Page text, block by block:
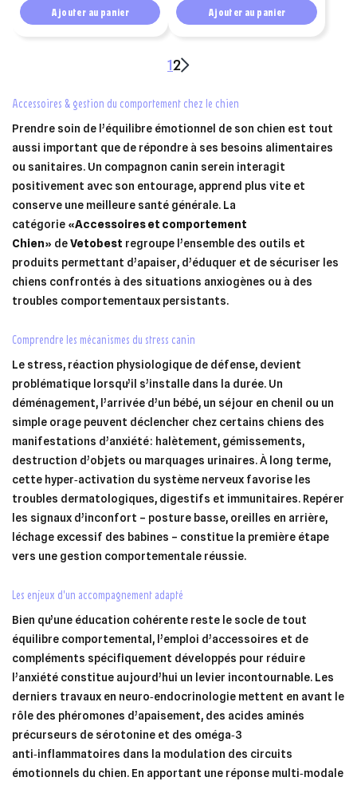
boîte de 4 pipettes
Ajouter au panier boîte de 4 pipettes
Ajouter au panier
12
accessoires & gestion du comportement chez le chien
Prendre soin de l’équilibre émotionnel de son chien est tout
aussi important que de répondre à ses besoins alimentaires
ou sanitaires. Un compagnon canin serein interagit
positivement avec son entourage, apprend plus vite et
conserve une meilleure santé générale. La
catégorie « Accessoires et comportement
Chien» deVetobest regroupe l’ensemble des outils et
produits permettant d’apaiser, d’éduquer et de sécuriser les
chiens confrontés à des situations anxiogènes ou à des
troubles comportementaux persistants.
comprendre les mécanismes du stress canin
Le stress, réaction physiologique de défense, devient
problématique lorsqu’il s’installe dans la durée. Un
déménagement, l’arrivée d’un bébé, un séjour en chenil ou un
simple orage peuvent déclencher chez certains chiens des
manifestations d’anxiété : halètement, gémissements,
destruction d’objets ou marquages urinaires. À long terme,
cette hyper‑activation du système nerveux favorise les
troubles dermatologiques, digestifs et immunitaires. Repérer
les signaux d’inconfort – posture basse, oreilles en arrière,
léchage excessif des babines – constitue la première étape
vers une gestion comportementale réussie.
les enjeux d’un accompagnement adapté
Bien qu’une éducation cohérente reste le socle de tout
équilibre comportemental, l’emploi d’accessoires et de
compléments spécifiquement développés pour réduire
l’anxiété constitue aujourd’hui un levier incontournable. Les
derniers travaux en neuro‑endocrinologie mettent en avant le
rôle des phéromones d’apaisement, des acides aminés
précurseurs de sérotonine et des oméga‑3
anti‑inflammatoires dans la modulation des circuits
émotionnels du chien. En apportant une réponse multi‑modale
add_circle_outline Créer une nouvelle liste
((cancelText)) ((modalDeleteText))
Créer une liste d'envies ×
Annuler Créer une liste d'envies
Connexion ×
Vous devez être connecté pour ajouter des produits à votre
Annuler Connexion